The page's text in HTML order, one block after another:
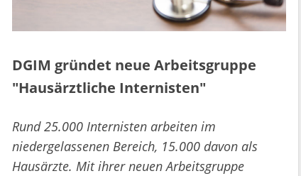
DGIM gründet neue Arbeitsgruppe
"Hausärztliche Internisten"
Rund 25.000 Internisten arbeiten im
niedergelassenen Bereich, 15.000 davon als
Hausärzte. Mit ihrer neuen Arbeitsgruppe